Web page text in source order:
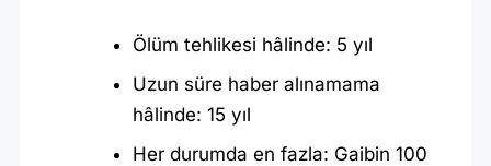
Ölüm tehlikesi hâlinde: 5 yıl
Uzun süre haber alınamama
hâlinde: 15 yıl
Her durumda en fazla: Gaibin 100